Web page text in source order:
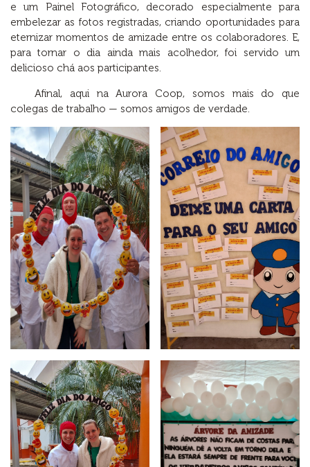
e um Painel Fotográfico, decorado especialmente para
embelezar as fotos registradas, criando oportunidades para
eternizar momentos de amizade entre os colaboradores. E,
para tornar o dia ainda mais acolhedor, foi servido um
delicioso chá aos participantes.
Afinal, aqui na Aurora Coop, somos mais do que
colegas de trabalho — somos amigos de verdade.